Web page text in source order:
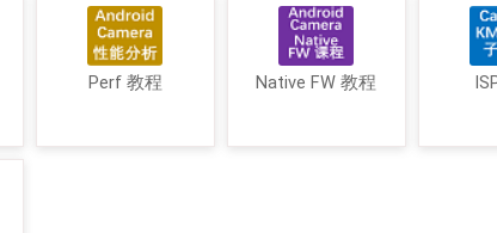
Perf 教程 Native FW 教程